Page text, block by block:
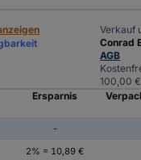
Verkauf
Conrad
AGB
100,00 €
Ersparnis
-
2% = 10,89 €